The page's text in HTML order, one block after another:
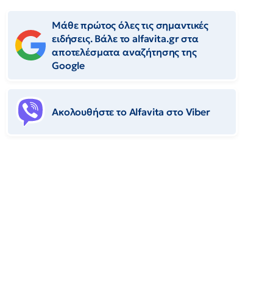
Μάθε πρώτος όλες τις σημαντικές
ειδήσεις. Βάλε το alfavita.gr στα
αποτελέσματα αναζήτησης της
Google
Ακολουθήστε το Αlfavita στο Viber